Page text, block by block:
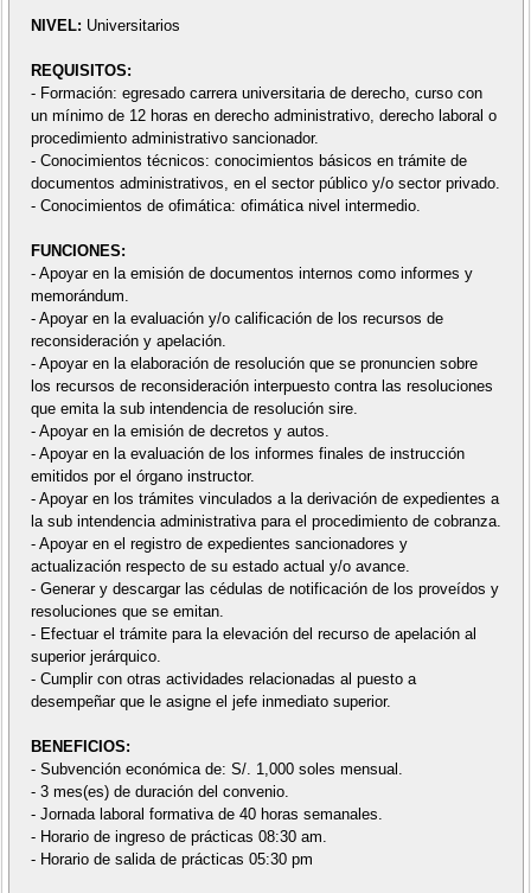
NIVEL: Universitarios
REQUISITOS:
- Formación: egresado carrera universitaria de derecho, curso con
un mínimo de 12 horas en derecho administrativo, derecho laboral o
procedimiento administrativo sancionador.
- Conocimientos técnicos: conocimientos básicos en trámite de
documentos administrativos, en el sector público y/o sector privado.
- Conocimientos de ofimática: ofimática nivel intermedio.
FUNCIONES:
- Apoyar en la emisión de documentos internos como informes y
memorándum.
- Apoyar en la evaluación y/o calificación de los recursos de
reconsideración y apelación.
- Apoyar en la elaboración de resolución que se pronuncien sobre
los recursos de reconsideración interpuesto contra las resoluciones
que emita la sub intendencia de resolución sire.
- Apoyar en la emisión de decretos y autos.
- Apoyar en la evaluación de los informes finales de instrucción
emitidos por el órgano instructor.
- Apoyar en los trámites vinculados a la derivación de expedientes a
la sub intendencia administrativa para el procedimiento de cobranza.
- Apoyar en el registro de expedientes sancionadores y
actualización respecto de su estado actual y/o avance.
- Generar y descargar las cédulas de notificación de los proveídos y
resoluciones que se emitan.
- Efectuar el trámite para la elevación del recurso de apelación al
superior jerárquico.
- Cumplir con otras actividades relacionadas al puesto a
desempeñar que le asigne el jefe inmediato superior.
BENEFICIOS:
- Subvención económica de: S/. 1,000 soles mensual.
- 3 mes(es) de duración del convenio.
- Jornada laboral formativa de 40 horas semanales.
- Horario de ingreso de prácticas 08:30 am.
- Horario de salida de prácticas 05:30 pm